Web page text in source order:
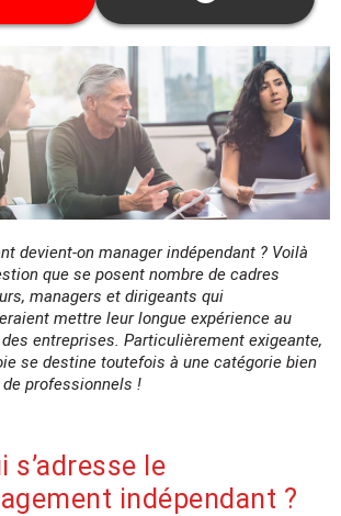
devient-on manager indépendant ? Voilà
que se posent nombre de cadres
managers et dirigeants qui
mettre leur longue expérience au
entreprises. Particulièrement exigeante,
se destine toutefois à une catégorie bien
professionnels !
s’adresse le
indépendant ?
garanties.
ne vous convient pas ? Découvrez
les dates disponibles ici